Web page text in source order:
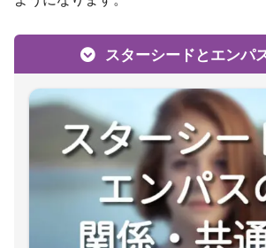
スターシードとエンパ